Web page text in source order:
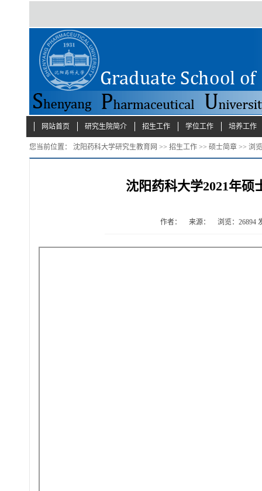
网站首页 研究生院简介 招生工作 学位工作 培养工作
您当前位置： 沈阳药科大学研究生教育网 >> 招生工作 >> 硕士简章 >> 浏
沈阳药科大学2021年
作者： 来源： 浏览： 26894